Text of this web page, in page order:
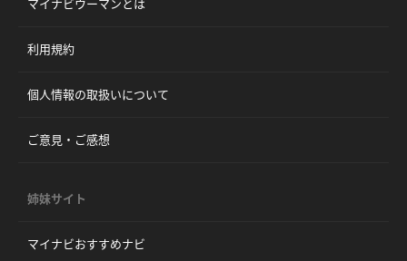
マイナビウーマンとは
利用規約
個人情報の取扱いについて
ご意見・ご感想
姉妹サイト
マイナビおすすめナビ